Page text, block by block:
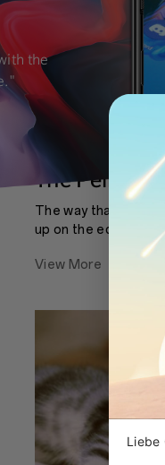
The Pelican
The way that the
up on the edges
almost notice
View More
the
Liebe